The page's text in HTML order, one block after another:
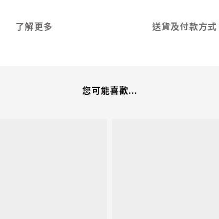
了解更多 送貨及付款方式
您可能喜歡...